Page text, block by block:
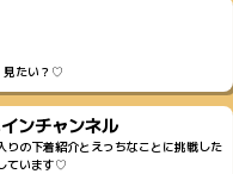
見たい？♡
ンチャンネル
りの下着紹介とえっちなことに挑戦した
ています♡